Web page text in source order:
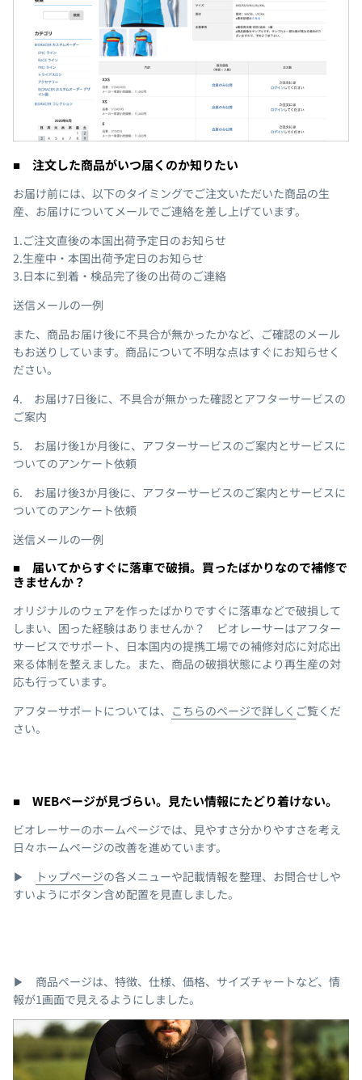
■ 注文した商品がいつ届くのか知りたい
お届け前には、以下のタイミングでご注文いただいた商品の生
産、お届けについてメールでご連絡を差し上げています。
1.ご注文直後の本国出荷予定日のお知らせ
2.生産中・本国出荷予定日のお知らせ
3.日本に到着・検品完了後の出荷のご連絡
送信メールの一例
また、商品お届け後に不具合が無かったかなど、ご確認のメール
もお送りしています。商品について不明な点はすぐにお知らせく
ださい。
4. お届け7日後に、不具合が無かった確認とアフターサービスの
ご案内
5. お届け後1か月後に、アフターサービスのご案内とサービスに
ついてのアンケート依頼
6. お届け後3か月後に、アフターサービスのご案内とサービスに
ついてのアンケート依頼
送信メールの一例
■ 届いてからすぐに落車で破損。買ったばかりなので補修で
きませんか？
オリジナルのウェアを作ったばかりですぐに落車などで破損して
しまい、困った経験はありませんか？ ビオレーサーはアフター
サービスでサポート、日本国内の提携工場での補修対応に対応出
来る体制を整えました。また、商品の破損状態により再生産の対
応も行っています。
アフターサポートについては、 こちらのページで詳しく ご覧くだ
さい。
■ WEBページが見づらい。見たい情報にたどり着けない。
ビオレーサーのホームページでは、見やすさ分かりやすさを考え
日々ホームページの改善を進めています。
▶
トップページの各メニューや記載情報を整理、お問合せしや
すいようにボタン含め配置を見直しました。
▶ 商品ページは、特徴、仕様、価格、サイズチャートなど、情
報が1画面で見えるようにしました。